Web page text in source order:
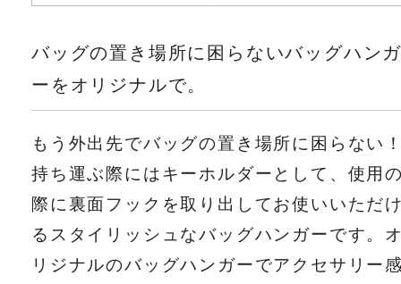
バッグの置き場所に困らないバッグハン
ーをオリジナルで。
もう外出先でバッグの置き場所に困らない
持ち運ぶ際にはキーホルダーとして、使用
際に裏面フックを取り出してお使いいただ
るスタイリッシュなバッグハンガーです。
リジナルのバッグハンガーでアクセサリー